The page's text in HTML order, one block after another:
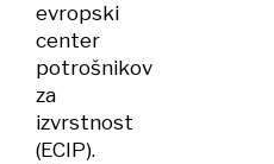
evropski
center
potrošnikov
za
izvrstnost
(ECIP).